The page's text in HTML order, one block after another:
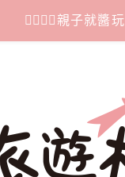
👩‍❤‍💋‍👨親子就醬玩